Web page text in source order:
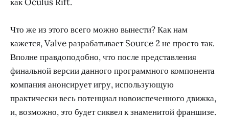
Что же из этого всего можно вынести? Как нам
кажется, Valve разрабатывает Source 2 не просто так.
Вполне правдоподобно, что после представления
финальной версии данного программного компонента
компания анонсирует игру, использующую
практически весь потенциал новоиспеченного движка,
и, возможно, это будет сиквел к знаменитой франшизе.